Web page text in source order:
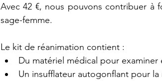
Avec 42 €, nous pouvons contribuer à
sage-femme.
Le kit de réanimation contient :
Du matériel médical pour
Un insufflateur autogonflant pour la